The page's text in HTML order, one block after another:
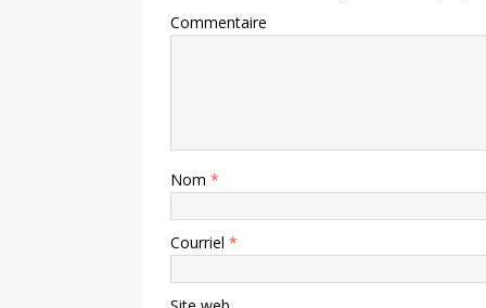
Commentaire
Nom *
Courriel *